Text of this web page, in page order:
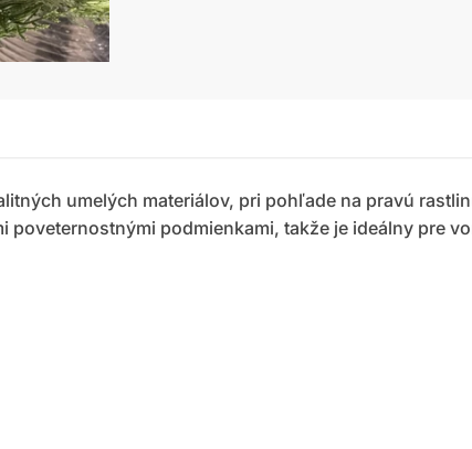
umelých materiálov, pri pohľade na pravú
poveternostnými podmienkami, takže je ideálny pre